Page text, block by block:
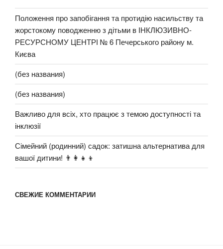
Положення про запобігання та протидію насильству та
жорстокому поводженню з дітьми в ІНКЛЮЗИВНО-
РЕСУРСНОМУ ЦЕНТРІ № 6 Печерського району м.
Києва
(без названия)
(без названия)
Важливо для всіх, хто працює з темою доступності та
інклюзії
Сімейний (родинний) садок: затишна альтернатива для
вашої дитини! 👨‍👩‍👧‍👦
СВЕЖИЕ КОММЕНТАРИИ